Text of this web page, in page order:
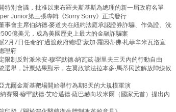
別會議，批准以東布羅夫斯基斯為總理的新一屆政府名單
Junior第三張專輯《Sorry Sorry》正式發行
會主席伯納德‧麥道夫在紐約法庭承認證券詐騙、作偽證、洗
億美元，成為美國歷史上最大的金融詐騙案
月7日任命的“過渡政府總理”蒙加‧羅因蒂佛‧札菲辛米瓦洛宣
理府
制反對派米安‧穆罕默德‧納瓦茲‧謝里夫三天內的行動自由
舉，計票結果顯示，左翼政黨法拉本多‧馬蒂民族解放陣線候
尤爾金斯基靶場開始舉行為期8天的大規模軍演
賽爾‧穆罕默德‧艾哈邁德‧薩巴赫向埃米爾（國家元首）提出內